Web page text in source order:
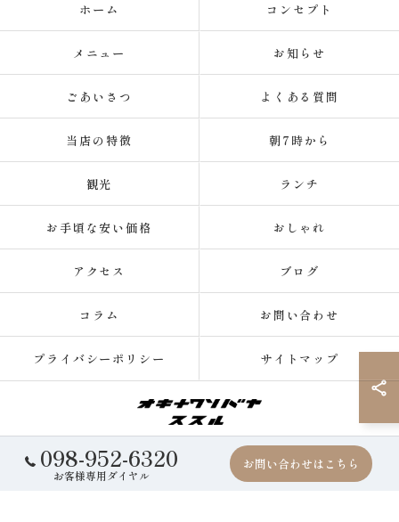
098-952-6320
お客様専用ダイヤル
お問い合わせはこちら
ホーム コンセプト
メニュー お知らせ
ごあいさつ よくある質問
当店の特徴 朝7時から
観光 ランチ
お手頃な安い価格 おしゃれ
アクセス ブログ
コラム お問い合わせ
プライバシーポリシー サイトマップ
© 2026 沖縄県那覇の沖縄そばならオキナワソバヤ ススル ALL RIGHTS
RESERVED.